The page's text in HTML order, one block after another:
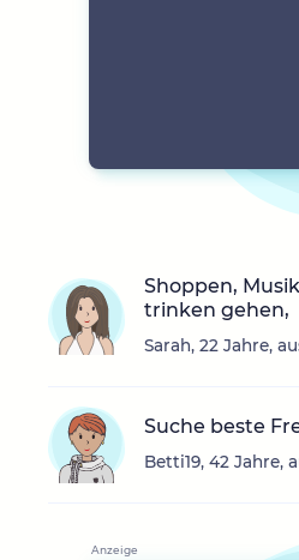
Shoppen,
trinken gehen,
Sarah, 22 Jahre,
Suche beste
Betti19, 42 Jahre,